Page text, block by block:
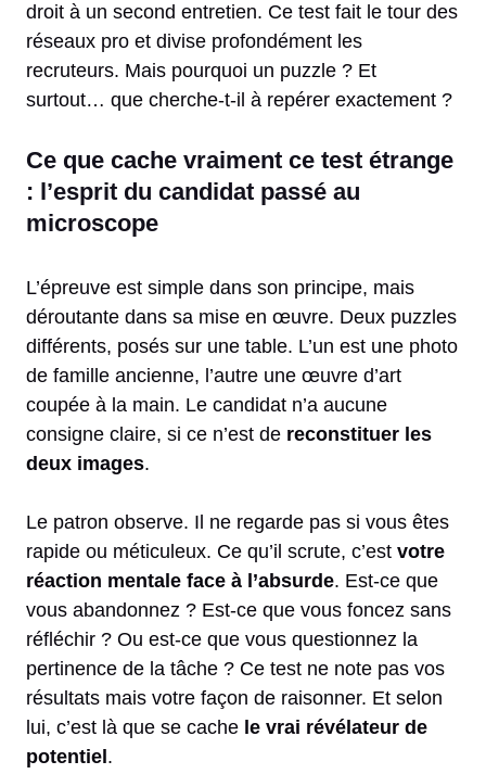
droit à un second entretien. Ce test fait le tour des
réseaux pro et divise profondément les
recruteurs. Mais pourquoi un puzzle ? Et
surtout… que cherche-t-il à repérer exactement ?
Ce que cache vraiment ce test étrange
: l’esprit du candidat passé au
microscope
L’épreuve est simple dans son principe, mais
déroutante dans sa mise en œuvre. Deux puzzles
différents, posés sur une table. L’un est une photo
de famille ancienne, l’autre une œuvre d’art
coupée à la main. Le candidat n’a aucune
consigne claire, si ce n’est de reconstituer les
deux images.
Le patron observe. Il ne regarde pas si vous êtes
rapide ou méticuleux. Ce qu’il scrute, c’est votre
réaction mentale face à l’absurde. Est-ce que
vous abandonnez ? Est-ce que vous foncez sans
réfléchir ? Ou est-ce que vous questionnez la
pertinence de la tâche ? Ce test ne note pas vos
résultats mais votre façon de raisonner. Et selon
lui, c’est là que se cache le vrai révélateur de
potentiel .